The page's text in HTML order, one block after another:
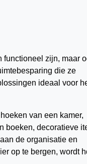
functioneel zijn, maar
die ze
ideaal voor
van een kamer,
boeken, decoratieve
de organisatie en
op te bergen, wordt